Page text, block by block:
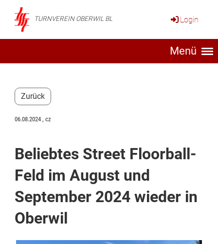
TURNVEREIN OBERWIL BL Login
Menü
Zurück
06.08.2024 , cz
Beliebtes Street Floorball-
Feld im August und
September 2024 wieder in
Oberwil